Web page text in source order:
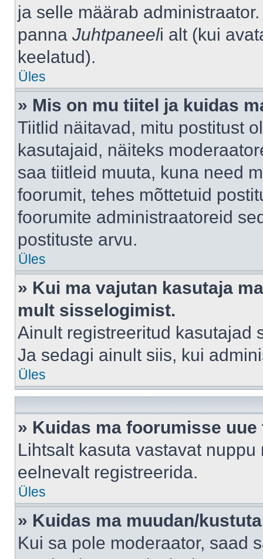
ja selle määrab
panna Juhtpaneeli alt (kui
keelatud).
Üles
» Mis on mu tiitel ja kuidas
Tiitlid näitavad, mitu postitust
kasutajaid, näiteks
saa tiitleid muuta, kuna need
foorumit, tehes mõttetuid
foorumite administraatoreid
postituste arvu.
Üles
» Kui ma vajutan kasutaja
mult sisselogimist.
Ainult registreeritud kasutajad
Ja sedagi ainult siis, kui
Üles
» Kuidas ma foorumisse uue
Lihtsalt kasuta vastavat
eelnevalt registreerida.
Üles
» Kuidas ma muudan/
Kui sa pole moderaator, saad